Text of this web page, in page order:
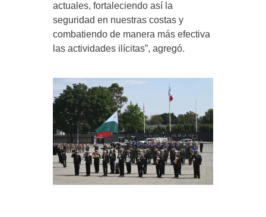
actuales, fortaleciendo así la
seguridad en nuestras costas y
combatiendo de manera más efectiva
las actividades ilícitas”, agregó.